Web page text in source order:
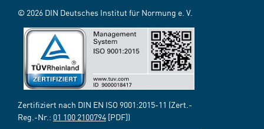
© 2026 DIN Deutsches Institut für Normung e. V.
Zertifiziert nach DIN EN ISO 9001:2015-11 (Zert.-
Reg.-Nr.: 01 100 2100794 [PDF])